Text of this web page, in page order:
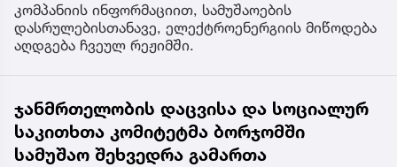
კომპანიის ინფორმაციით, სამუშაოების
დასრულებისთანავე, ელექტროენერგიის მიწოდება
აღდგება ჩვეულ რეჟიმში.
ჯანმრთელობის დაცვისა და სოციალურ
საკითხთა კომიტეტმა ბორჯომში
სამუშაო შეხვედრა გამართა